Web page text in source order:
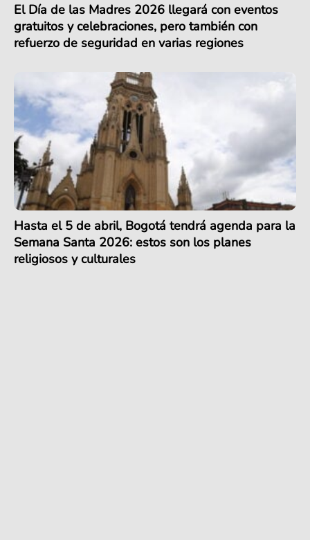
El Día de las Madres 2026 llegará con eventos
gratuitos y celebraciones, pero también con
refuerzo de seguridad en varias regiones
Hasta el 5 de abril, Bogotá tendrá agenda para la
Semana Santa 2026: estos son los planes
religiosos y culturales